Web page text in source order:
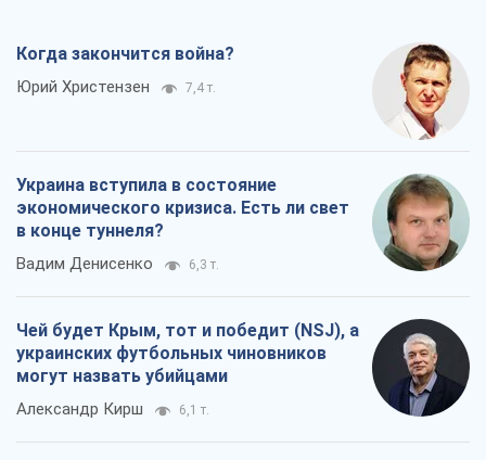
Когда закончится война?
Юрий Христензен 7,4 т.
Украина вступила в состояние
экономического кризиса. Есть ли свет
в конце туннеля?
Вадим Денисенко 6,3 т.
Чей будет Крым, тот и победит (NSJ), а
украинских футбольных чиновников
могут назвать убийцами
Александр Кирш 6,1 т.